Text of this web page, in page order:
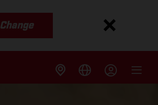
Change